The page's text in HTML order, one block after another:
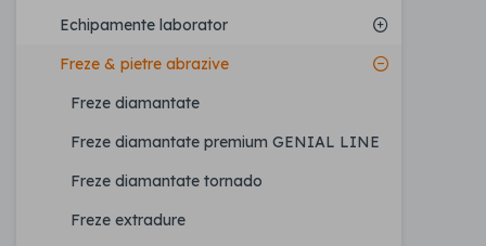
Echipamente laborator
Freze & pietre abrazive
Freze diamantate
Freze diamantate premium GENIAL LINE
Freze diamantate tornado
Freze extradure